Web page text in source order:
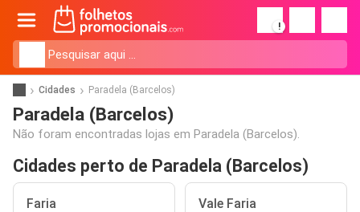
!
Cidades Paradela (Barcelos)
Paradela (Barcelos)
Não foram encontradas lojas em Paradela (Barcelos).
Cidades perto de Paradela (Barcelos)
Faria Vale Faria